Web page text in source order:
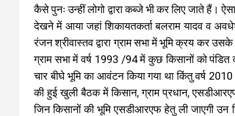
कैसे पुनः उन्हीं लोगो द्वारा कब्जे भी कर लिए जाते हैं।
देखने में आया जहां शिकायतकर्ता बलराम यादव व अवधेश
रंजन श्रीवास्तव द्वारा ग्राम सभा में भूमि क्रय कर
ग्राम सभा में वर्ष 1993 /94 में कुछ किसानों को पंडित
चार बीघे भूमि का आवंटन किया गया था किंतु वर्ष
की हुई खुली बैठक में किसान, ग्राम प्रधान,
जिन किसानों की भूमि एसडीआरएफ हेतु ली जाएगी